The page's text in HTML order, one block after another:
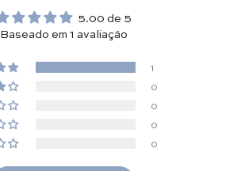
5.00 de 5
Baseado em 1 avaliação
1
0
0
0
0